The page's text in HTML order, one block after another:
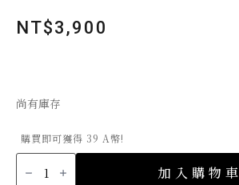
NT$3,900
尚有庫存
購買即可獲得 39 A幣!
K10
加入購物車